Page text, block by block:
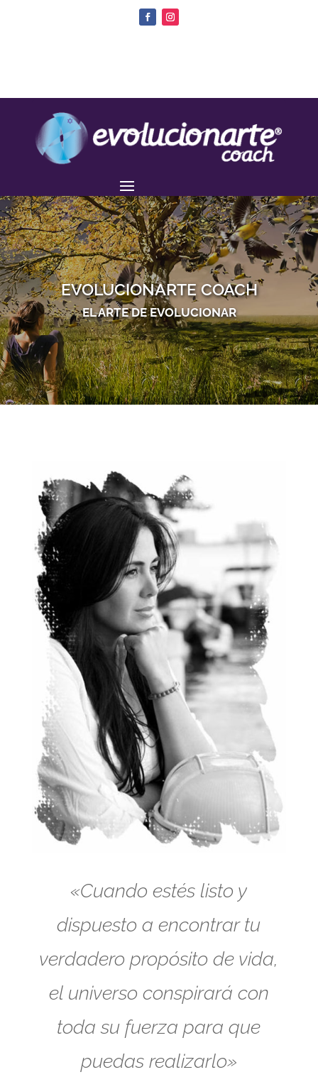
EVOLUCIONARTE COACH
EL ARTE DE EVOLUCIONAR
«Cuando estés listo y
dispuesto a encontrar tu
verdadero propósito de vida,
el universo conspirará con
toda su fuerza para que
puedas realizarlo»